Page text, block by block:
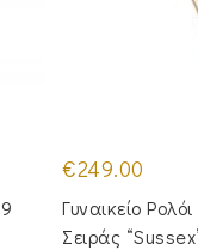
€249.00
Γυναικείο
Σειράς